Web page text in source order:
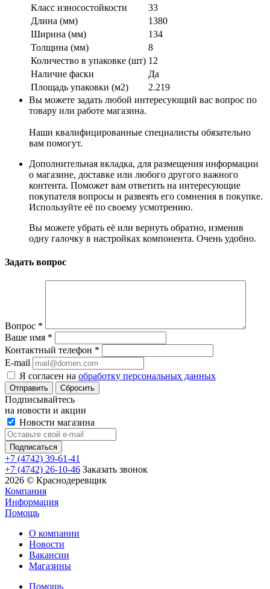
Класс износостойкости
33
Длина (мм)
1380
Ширина (мм)
134
Толщина (мм)
8
Количество в упаковке (шт) 12
Наличие фаски
Да
Площадь упаковки (м2)
2.219
Вы можете задать любой интересующий вас вопрос по
товару или работе магазина.
Наши квалифицированные специалисты обязательно
вам помогут.
Дополнительная вкладка, для размещения информации
о магазине, доставке или любого другого важного
контента. Поможет вам ответить на интересующие
покупателя вопросы и развеять его сомнения в покупке.
Используйте её по своему усмотрению.
Вы можете убрать её или вернуть обратно, изменив
одну галочку в настройках компонента. Очень удобно.
Задать вопрос
Вопрос *
Ваше имя *
Контактный телефон *
E-mail
Я согласен на обработку персональных данных
Сбросить
Подписывайтесь
на новости и акции
Новости магазина
+7 (4742) 39-61-41
+7 (4742) 26-10-46 Заказать звонок
2026 © Краснодеревщик
Компания
Информация
Помощь
О компании
Новости
Вакансии
Магазины
Помощь